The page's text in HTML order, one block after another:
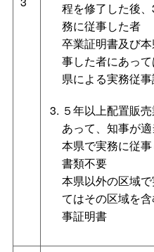
程を修了した後
務に従事した者
卒業証明書及び
事した者にあっ
県による実務従
５年以上配置販
あって、知事が
本県で実務に従
書類不要
本県以外の区域
てはその区域を
事証明書